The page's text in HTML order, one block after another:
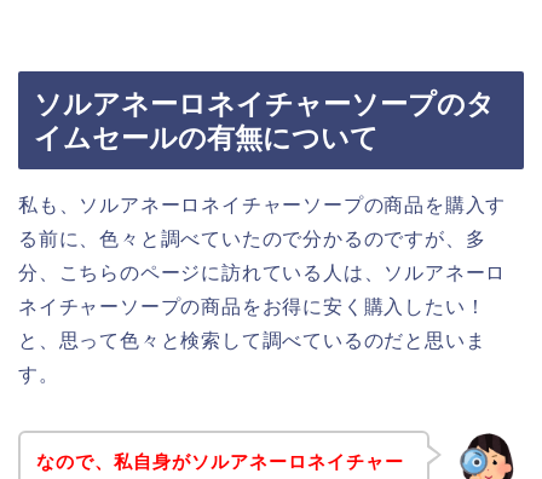
ソルアネーロネイチャーソープのタ
イムセールの有無について
私も、ソルアネーロネイチャーソープの商品を購入す
る前に、色々と調べていたので分かるのですが、多
分、こちらのページに訪れている人は、ソルアネーロ
ネイチャーソープの商品をお得に安く購入したい！
と、思って色々と検索して調べているのだと思いま
す。
なので、私自身がソルアネーロネイチャー